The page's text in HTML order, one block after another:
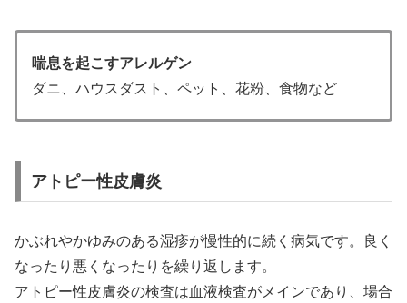
喘息を起こすアレルゲン
ダニ、ハウスダスト、ペット、花粉、食物など
アトピー性皮膚炎
かぶれやかゆみのある湿疹が慢性的に続く病気です。良く
なったり悪くなったりを繰り返します。
アトピー性皮膚炎の検査は血液検査がメインであり、場合